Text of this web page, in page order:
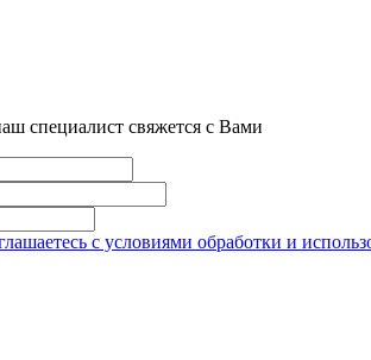
специалист свяжется с Вами
с условиями обработки и